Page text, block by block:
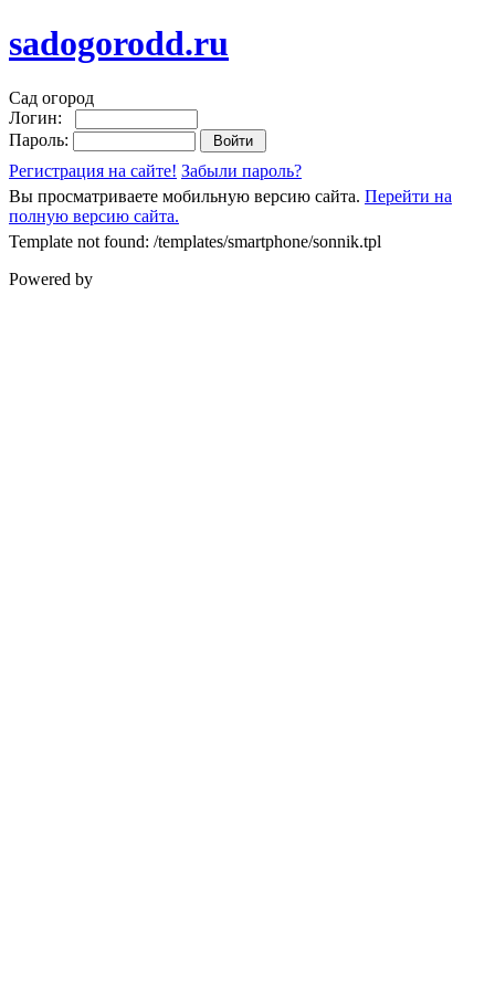
sadogorodd.ru
Сад огород
Логин:
Пароль:
Регистрация на сайте! Забыли пароль?
Вы просматриваете мобильную версию сайта. Перейти на
полную версию сайта.
Template not found: /templates/smartphone/sonnik.tpl
Powered by